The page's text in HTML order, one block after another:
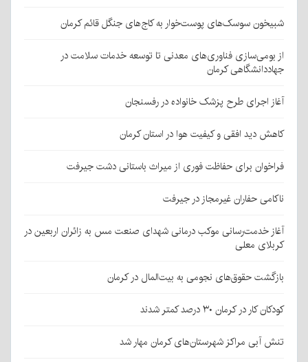
شبیخون سوسک‌های پوست‌خوار به کاج‌های جنگل قائم کرمان
از بومی‌سازی فناوری‌های معدنی تا توسعه خدمات سلامت در
جهاددانشگاهی کرمان
آغاز اجرای طرح پزشک خانواده در رفسنجان
کاهش دید افقی و کیفیت هوا در استان کرمان
فراخوان برای حفاظت فوری از میراث باستانی دشت جیرفت
ناکامی حفاران غیرمجاز در جیرفت
آغاز خدمت‌رسانی موکب درمانی شهدای صنعت مس به زائران اربعین در
کربلای معلی
بازگشت حقوق‌های نجومی به بیت‌المال در کرمان
کودکان کار در کرمان ۳۰ درصد کمتر شدند
تنش آبی مراکز شهرستان‌های کرمان مهار شد